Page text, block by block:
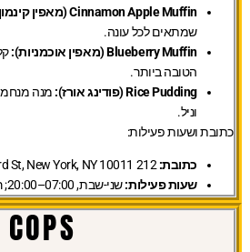
Cinnamon Apple Muffin (מאפין קינמון ותפוחים):
שמתאים לכל עונה.
Blueberry Muffin (מאפין אוכמניות):
הטובה ביותר.
Rice Pudding (פודינג אורז):
מנה
וניל.
כתובת ושעות פעילות:
כתובת:212 W 23rd St, New York, NY 10011
שעות פעילות:שני-שבת, 07:00–20:00; ראשון סגור.
COPS